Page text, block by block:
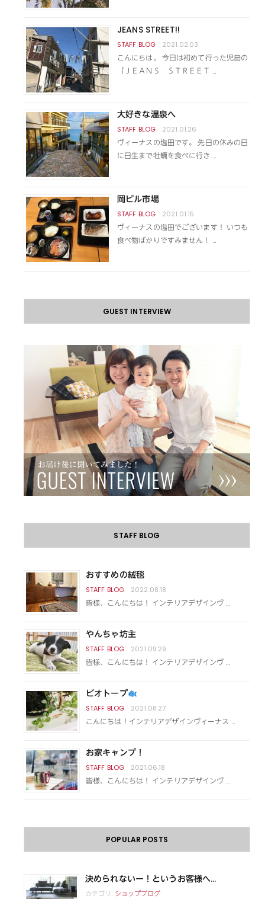
JEANS STREET!!
2021.02.03
こんにちは。 今日は初めて行った児島の
『ＪＥＡＮＳ ＳＴＲＥＥＴ …
大好きな温泉へ
2021.01.26
ヴィーナスの塩田です。 先日の休みの日
に日生まで牡蠣を食べに行き …
岡ビル市場
2021.01.15
ヴィーナスの塩田でございます！ いつも
食べ物ばかりですみません！ …
GUEST INTERVIEW
STAFF BLOG
おすすめの絨毯
2022.08.18
皆様、こんにちは！ インテリアデザインヴ …
やんちゃ坊主
2021.09.29
皆様、こんにちは！ インテリアデザインヴ …
ビオトープ
2021.08.27
こんにちは！インテリアデザインヴィーナス …
お家キャンプ！
2021.06.18
皆様、こんにちは！ インテリアデザインヴ …
POPULAR POSTS
決められないー！というお客様へ...
カテゴリ: ショップブログ